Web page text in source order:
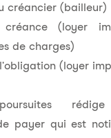
créancier (bailleur)
(loyer
de charges)
(loyer
payer qui est